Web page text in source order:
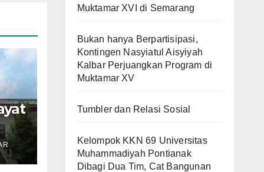
Muktamar XVI di Semarang
Bukan hanya Berpartisipasi,
Kontingen Nasyiatul Aisyiyah
Kalbar Perjuangkan Program di
Muktamar XV
Tumbler dan Relasi Sosial
Kelompok KKN 69 Universitas
Muhammadiyah Pontianak
Dibagi Dua Tim, Cat Bangunan